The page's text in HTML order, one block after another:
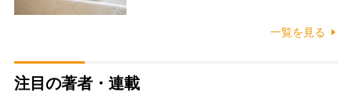
一覧を見る
注目の著者・連載